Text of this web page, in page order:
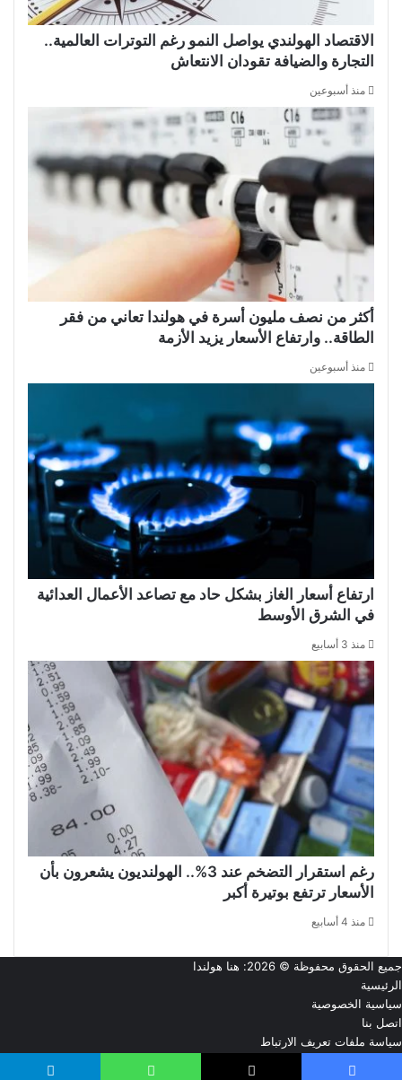
الاقتصاد الهولندي يواصل النمو رغم التوترات العالمية..
التجارة والضيافة تقودان الانتعاش
منذ أسبوعين
أكثر من نصف مليون أسرة في هولندا تعاني من فقر
الطاقة.. وارتفاع الأسعار يزيد الأزمة
منذ أسبوعين
ارتفاع أسعار الغاز بشكل حاد مع تصاعد الأعمال العدائية
في الشرق الأوسط
منذ 3 أسابيع
رغم استقرار التضخم عند 3%.. الهولنديون يشعرون بأن
الأسعار ترتفع بوتيرة أكبر
منذ 4 أسابيع
جميع الحقوق محفوظة © 2026:
هنا هولندا
الرئيسية
سياسية الخصوصية
اتصل بنا
سياسة ملفات تعريف الارتباط